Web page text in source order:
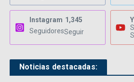
Instagram 1,345
SeguidoresSeguir
Noticias destacadas: